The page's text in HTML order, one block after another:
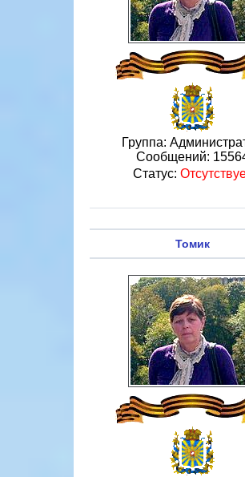
Группа:
Сообщений:
Статус:
Томик